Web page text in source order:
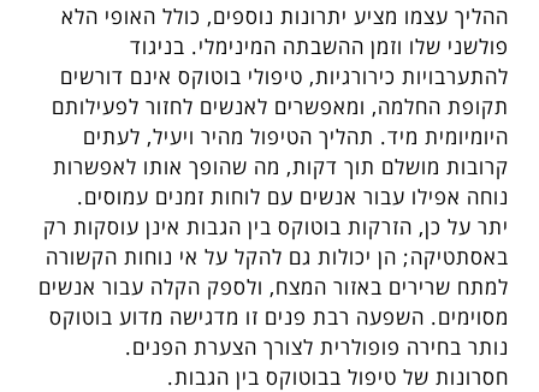
ההליך עצמו מציע יתרונות נוספים, כולל האופי הלא
פולשני שלו וזמן ההשבתה המינימלי. בניגוד
להתערבויות כירורגיות, טיפולי בוטוקס אינם דורשים
תקופת החלמה, ומאפשרים לאנשים לחזור לפעילותם
היומיומית מיד. תהליך הטיפול מהיר ויעיל, לעתים
קרובות מושלם תוך דקות, מה שהופך אותו לאפשרות
נוחה אפילו עבור אנשים עם לוחות זמנים עמוסים.
יתר על כן, הזרקות בוטוקס בין הגבות אינן עוסקות רק
באסתטיקה; הן יכולות גם להקל על אי נוחות הקשורה
למתח שרירים באזור המצח, ולספק הקלה עבור אנשים
מסוימים. השפעה רבת פנים זו מדגישה מדוע בוטוקס
נותר בחירה פופולרית לצורך הצערת הפנים.
חסרונות של טיפול בבוטוקס בין הגבות.